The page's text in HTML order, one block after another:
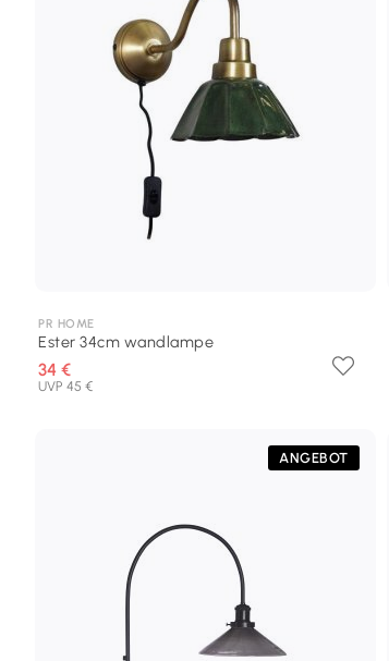
PR HOME
Ester 34cm wandlampe
34 €
UVP 45 €
ANGEBOT